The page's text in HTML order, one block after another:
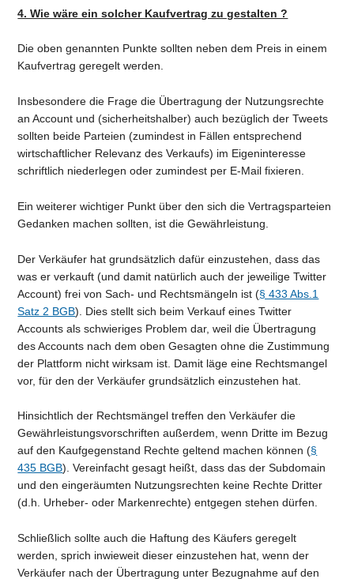
4. Wie wäre ein solcher Kaufvertrag zu gestalten ?
Die oben genannten Punkte sollten neben dem Preis in einem
Kaufvertrag geregelt werden.
Insbesondere die Frage die Übertragung der Nutzungsrechte
an Account und (sicherheitshalber) auch bezüglich der Tweets
sollten beide Parteien (zumindest in Fällen entsprechend
wirtschaftlicher Relevanz des Verkaufs) im Eigeninteresse
schriftlich niederlegen oder zumindest per E-Mail fixieren.
Ein weiterer wichtiger Punkt über den sich die Vertragsparteien
Gedanken machen sollten, ist die Gewährleistung.
Der Verkäufer hat grundsätzlich dafür einzustehen, dass das
was er verkauft (und damit natürlich auch der jeweilige Twitter
Account) frei von Sach- und Rechtsmängeln ist (§ 433 Abs.1
Satz 2 BGB). Dies stellt sich beim Verkauf eines Twitter
Accounts als schwieriges Problem dar, weil die Übertragung
des Accounts nach dem oben Gesagten ohne die Zustimmung
der Plattform nicht wirksam ist. Damit läge eine Rechtsmangel
vor, für den der Verkäufer grundsätzlich einzustehen hat.
Hinsichtlich der Rechtsmängel treffen den Verkäufer die
Gewährleistungsvorschriften außerdem, wenn Dritte im Bezug
auf den Kaufgegenstand Rechte geltend machen können (§
435 BGB). Vereinfacht gesagt heißt, dass das der Subdomain
und den eingeräumten Nutzungsrechten keine Rechte Dritter
(d.h. Urheber- oder Markenrechte) entgegen stehen dürfen.
Schließlich sollte auch die Haftung des Käufers geregelt
werden, sprich inwieweit dieser einzustehen hat, wenn der
Verkäufer nach der Übertragung unter Bezugnahme auf den